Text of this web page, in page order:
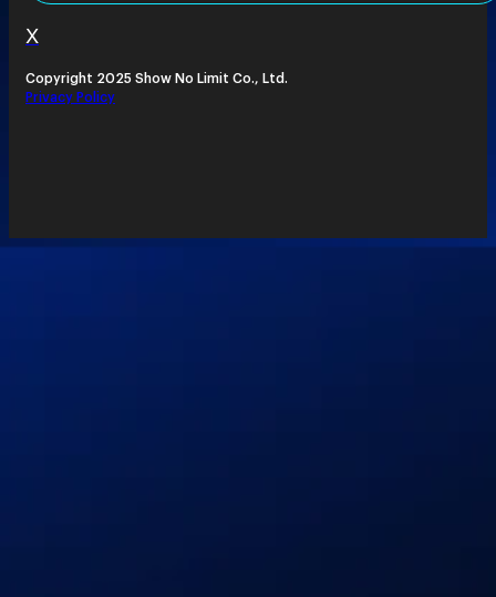
X
Copyright 2025 Show No Limit Co., Ltd.
Privacy Policy